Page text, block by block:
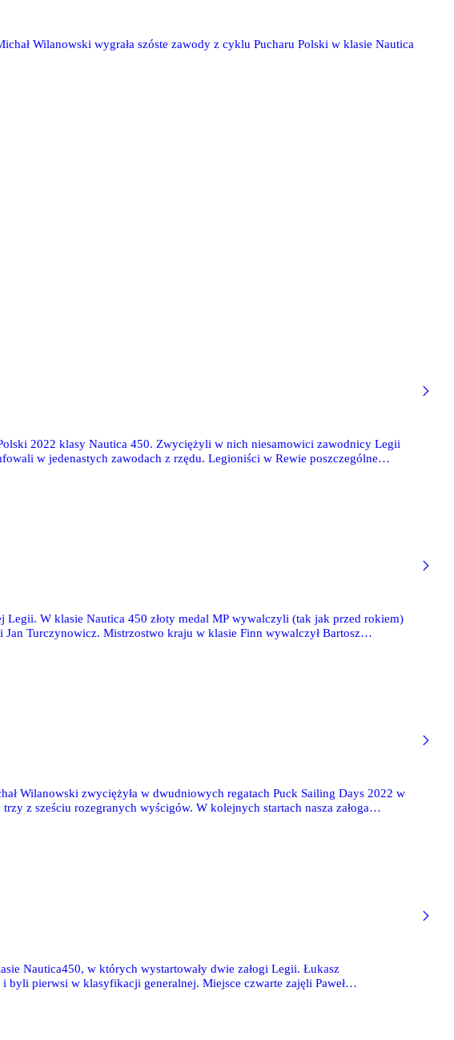
Wilanowski wygrała szóste zawody z cyklu Pucharu Polski w klasie Nautica
2022 klasy Nautica 450. Zwyciężyli w nich niesamowici zawodnicy Legii
w jedenastych zawodach z rzędu. Legioniści w Rewie poszczególne
W klasie Nautica 450 złoty medal MP wywalczyli (tak jak przed rokiem)
Turczynowicz. Mistrzostwo kraju w klasie Finn wywalczył Bartosz
Wilanowski zwyciężyła w dwudniowych regatach Puck Sailing Days 2022 w
z sześciu rozegranych wyścigów. W kolejnych startach nasza załoga
Nautica450, w których wystartowały dwie załogi Legii. Łukasz
pierwsi w klasyfikacji generalnej. Miejsce czwarte zajęli Paweł